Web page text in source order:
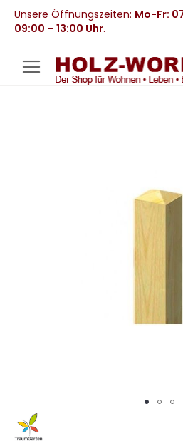
Unsere Öffnungszeiten: Mo-Fr:
09:00 – 13:00 Uhr.
Zum
Anfang